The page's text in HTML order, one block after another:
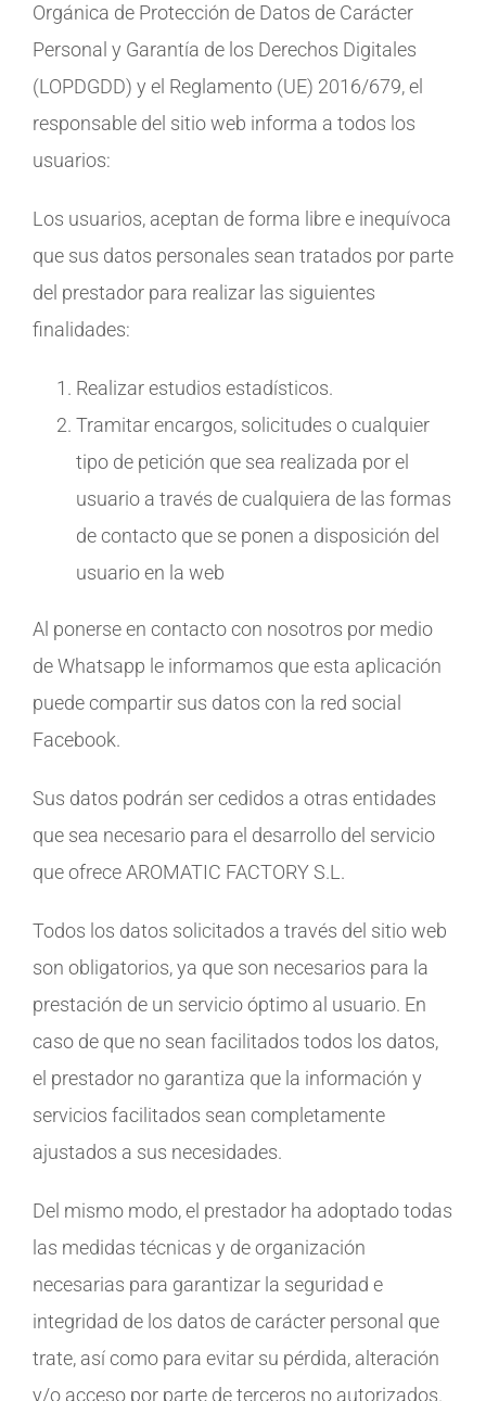
Orgánica de Protección de Datos de Carácter
Personal y Garantía de los Derechos Digitales
(LOPDGDD) y el Reglamento (UE) 2016/679, el
responsable del sitio web informa a todos los
usuarios:
Los usuarios, aceptan de forma libre e inequívoca
que sus datos personales sean tratados por parte
del prestador para realizar las siguientes
finalidades:
Realizar estudios estadísticos.
Tramitar encargos, solicitudes o cualquier
tipo de petición que sea realizada por el
usuario a través de cualquiera de las formas
de contacto que se ponen a disposición del
usuario en la web
Al ponerse en contacto con nosotros por medio
de Whatsapp le informamos que esta aplicación
puede compartir sus datos con la red social
Facebook.
Sus datos podrán ser cedidos a otras entidades
que sea necesario para el desarrollo del servicio
que ofrece AROMATIC FACTORY S.L.
Todos los datos solicitados a través del sitio web
son obligatorios, ya que son necesarios para la
prestación de un servicio óptimo al usuario. En
caso de que no sean facilitados todos los datos,
el prestador no garantiza que la información y
servicios facilitados sean completamente
ajustados a sus necesidades.
Del mismo modo, el prestador ha adoptado todas
las medidas técnicas y de organización
necesarias para garantizar la seguridad e
integridad de los datos de carácter personal que
trate, así como para evitar su pérdida, alteración
y/o acceso por parte de terceros no autorizados.